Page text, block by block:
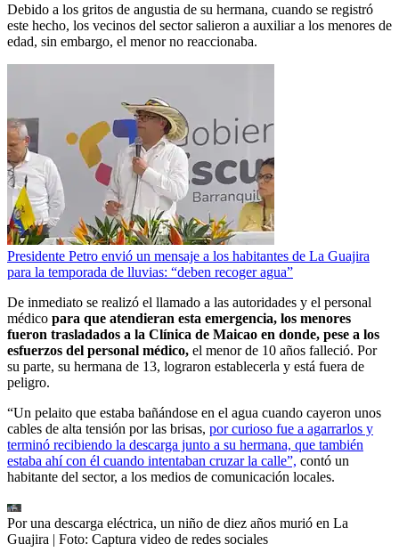
Debido a los gritos de angustia de su hermana, cuando se registró
este hecho, los vecinos del sector salieron a auxiliar a los menores de
edad, sin embargo, el menor no reaccionaba.
Presidente Petro envió un mensaje a los habitantes de La Guajira
para la temporada de lluvias: “deben recoger agua”
De inmediato se realizó el llamado a las autoridades y el personal
médico para que atendieran esta emergencia, los menores
fueron trasladados a la Clínica de Maicao en donde, pese a los
esfuerzos del personal médico, el menor de 10 años falleció. Por
su parte, su hermana de 13, lograron establecerla y está fuera de
peligro.
“Un pelaito que estaba bañándose en el agua cuando cayeron unos
cables de alta tensión por las brisas, por curioso fue a agarrarlos y
terminó recibiendo la descarga junto a su hermana, que también
estaba ahí con él cuando intentaban cruzar la calle”, contó un
habitante del sector, a los medios de comunicación locales.
Por una descarga eléctrica, un niño de diez años murió en La
Guajira | Foto: Captura video de redes sociales